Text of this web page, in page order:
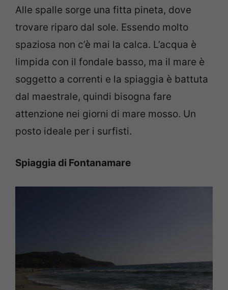
Alle spalle sorge una fitta pineta, dove
trovare riparo dal sole. Essendo molto
spaziosa non c’è mai la calca. L’acqua è
limpida con il fondale basso, ma il mare è
soggetto a correnti e la spiaggia è battuta
dal maestrale, quindi bisogna fare
attenzione nei giorni di mare mosso. Un
posto ideale per i surfisti.
Spiaggia di Fontanamare